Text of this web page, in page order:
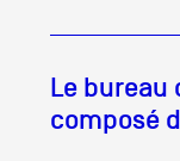
Le bureau
composé